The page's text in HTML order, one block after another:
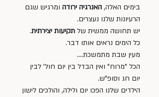
בימים האלה, האנרגיה ירודה ומרגיש שגם
הרעיונות שלנו נעצרים.
יש תחושה ממשית של תקיעות יצירתית.
כל הימים נראים אותו דבר.
מעין שבת מתמשכת....
הכל "מרוח" ואין הבדל בין יום חול' לבין
יום חג וסופ"ש.
הילדים שלנו הפכו יום ולילה, והולכים לישון